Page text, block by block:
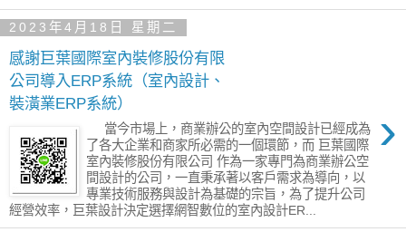
2023年4月18日 星期二
感謝巨葉國際室內裝修股份有限
公司導入ERP系統（室內設計、
裝潢業ERP系統）
›
當今市場上，商業辦公的室內空間設計已經成為
了各大企業和商家所必需的一個環節，而 巨葉國際
室內裝修股份有限公司 作為一家專門為商業辦公空
間設計的公司，一直秉承著以客戶需求為導向，以
專業技術服務與設計為基礎的宗旨，為了提升公司
經營效率，巨葉設計決定選擇網智數位的室內設計ER...